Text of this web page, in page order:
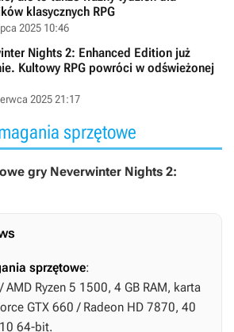
klasycznych RPG
2025 10:46
Nights 2: Enhanced Edition już
Kultowy RPG powróci w odświeżonej
2025 21:17
sprzętowe
gry Neverwinter Nights 2:
sprzętowe:
Ryzen 5 1500, 4 GB RAM, karta
GTX 660 / Radeon HD 7870, 40
64-bit.